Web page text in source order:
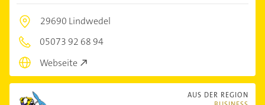
29690 Lindwedel
05073 92 68 94
Webseite
AUS DER REGION